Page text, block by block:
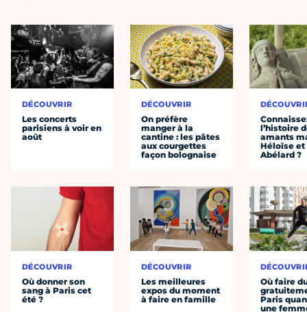
DÉCOUVRIR
Les concerts
parisiens à voir en
août
DÉCOUVRIR
Où donner son
sang à Paris cet
été ?
DÉCOUVRIR
On préfère
manger à la
cantine : les pâtes
aux courgettes
façon bolognaise
DÉCOUVRIR
Les meilleures
expos du moment
à faire en famille
l’histoire
amants
Héloïse et
Abélard ?
Où faire
Paris
une